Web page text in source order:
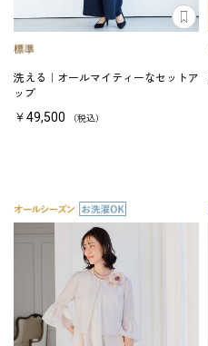
洗える｜オールマイティーなセットア
ップ
￥49,500 （税込）